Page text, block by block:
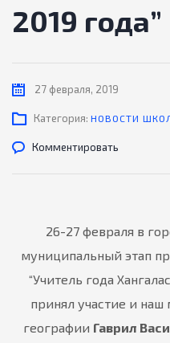
2019 года”
27 февраля, 2019
Категория: НОВОСТИ
Комментировать
26-27 февраля в
муниципальный этап
“Учитель года
принял участие и наш
географии Гаврил